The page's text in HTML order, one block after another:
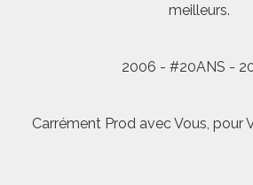
meilleurs.
2006 - #20ANS -
Carrément Prod avec Vous, pour